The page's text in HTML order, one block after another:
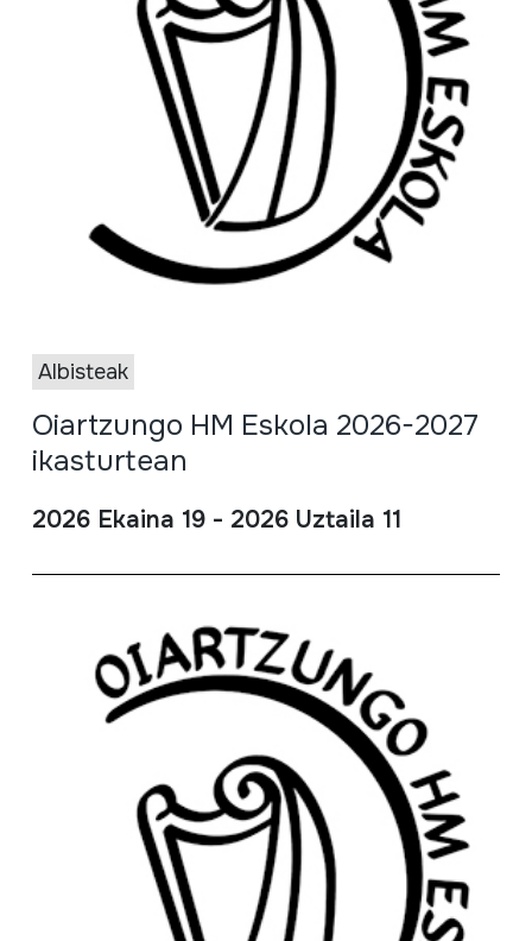
Albisteak
Oiartzungo HM Eskola 2026-2027
ikasturtean
2026 Ekaina 19 - 2026 Uztaila 11